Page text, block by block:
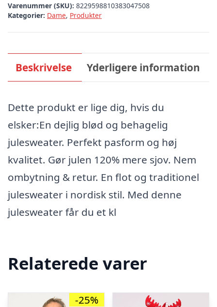
Varenummer (SKU): 8229598810383047508
Kategorier: Dame, Produkter
Beskrivelse Yderligere information
Dette produkt er lige dig, hvis du
elsker:En dejlig blød og behagelig
julesweater. Perfekt pasform og høj
kvalitet. Gør julen 120% mere sjov. Nem
ombytning & retur. En flot og traditionel
julesweater i nordisk stil. Med denne
julesweater får du et kl
Relaterede varer
-25%